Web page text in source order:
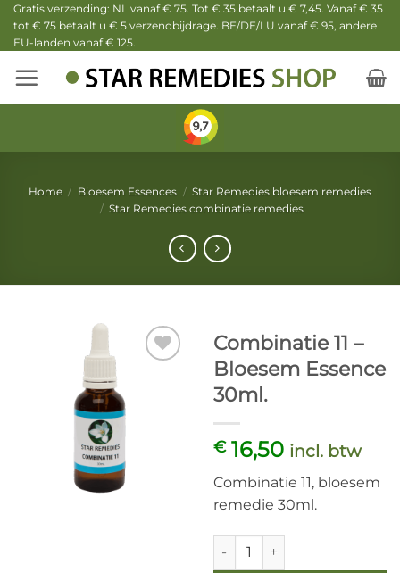
Ga
naar
inhoud
Gratis verzending: NL vanaf € 75. Tot € 35 betaalt u € 7,45. Vanaf € 35
tot € 75 betaalt u € 5 verzendbijdrage. BE/DE/LU vanaf € 95, andere
EU-landen vanaf € 125.
Home / Bloesem Essences / Star Remedies bloesem remedies
/ Star Remedies combinatie remedies
Combinatie 11 –
Bloesem Essence
30ml.
€16,50 incl. btw
Combinatie 11, bloesem
remedie 30ml.
Combinatie 11 - Bloesem